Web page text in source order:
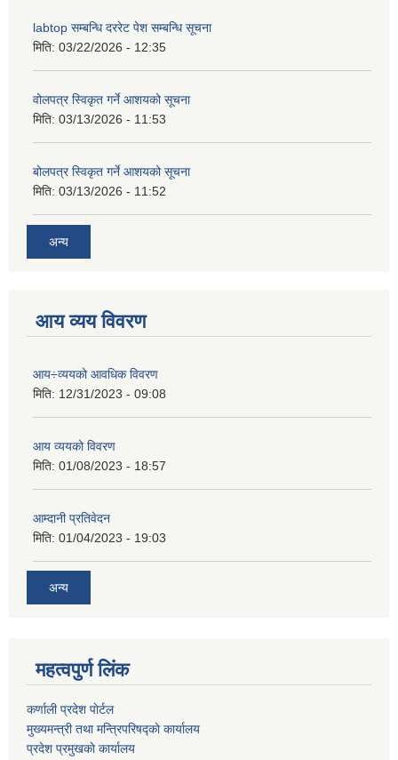
labtop सम्बन्धि दररेट पेश सम्बन्धि सूचना
मिति: 03/22/2026 - 12:35
वोलपत्र स्विकृत गर्ने आशयको सूचना
मिति: 03/13/2026 - 11:53
बोलपत्र स्विकृत गर्ने आशयको सूचना
मिति: 03/13/2026 - 11:52
अन्य
आय व्यय विवरण
आय÷व्ययको आवधिक विवरण
मिति: 12/31/2023 - 09:08
आय व्ययको विवरण
मिति: 01/08/2023 - 18:57
आम्दानी प्रतिवेदन
मिति: 01/04/2023 - 19:03
अन्य
महत्वपुर्ण लिंक
कर्णाली प्रदेश पाेर्टल
मुख्यमन्त्री तथा मन्त्रिपरिषद्काे कार्यालय
प्रदेश प्रमुखकाे कार्यालय